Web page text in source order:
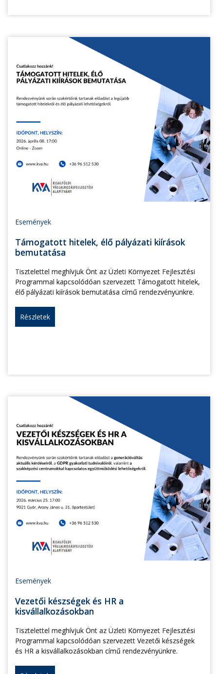
Események
Támogatott hitelek, élő pályázati kiírások
bemutatása
Tisztelettel meghívjuk Önt az Üzleti Környezet Fejlesztési
Programmal kapcsolódóan szervezett Támogatott hitelek,
élő pályázati kiírások bemutatása című rendezvényünkre.
Részletek
Események
Vezetői készségek és HR a
kisvállalkozásokban
Tisztelettel meghívjuk Önt az Üzleti Környezet Fejlesztési
Programmal kapcsolódóan szervezett Vezetői készségek
és HR a kisvállalkozásokban című rendezvényünkre.